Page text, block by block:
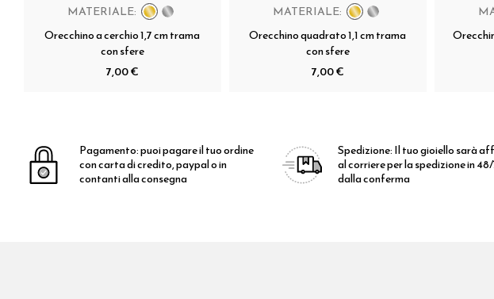
MATERIALE:
Orecchino a cerchio 1,7 cm trama
con sfere
7,00 €
MATERIALE:
Orecchino quadrato 1,1 cm trama
con sfere
7,00 €
Pagamento:puoi pagare il tuo ordine
con carta di credito, paypal o in
contanti alla consegna
Spedizione:Il tuo gioiello sarà
al corriere per la spedizione in
dalla conferma